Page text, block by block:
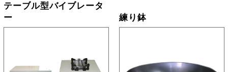
テーブル型バイブレータ
ー
練り鉢